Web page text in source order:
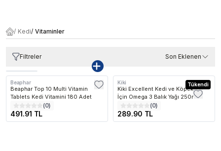
/ Kedi/ Vitaminler
Filtreler Son Eklenen
Beaphar
Beaphar Top 10 Multi Vitamin
Tablets Kedi Vitamini 180 Adet
(0)
491.91 TL
Tükendi
Kiki
Kiki Excellent Kedi ve Köpekler
İçin Omega 3 Balık Yağı 250ml
(0)
289.90 TL